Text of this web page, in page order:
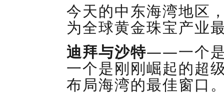
今天的中东海湾地区
为全球黄金珠宝产业
迪拜与沙特——一个是
一个是刚刚崛起的超
布局海湾的最佳窗口